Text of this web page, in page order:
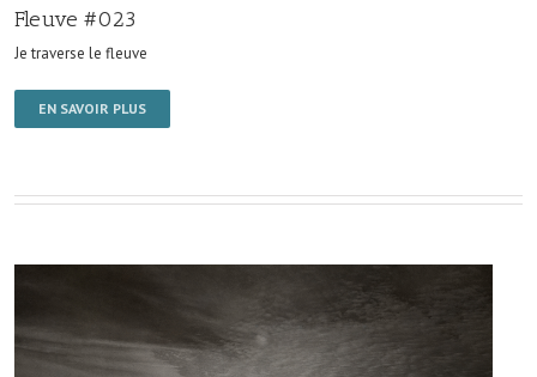
Fleuve #023
Je traverse le fleuve
EN SAVOIR PLUS